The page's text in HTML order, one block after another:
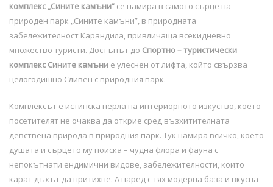
комплекс „Сините камъни” се намира в самото сърце на
природен парк „Сините камъни”, в природната
забележителност Карандила, привличаща всекидневно
множество туристи. Достъпът до Спортно – туристически
комплекс Сините камъни е улеснен от лифта, който свързва
целогодишно Сливен с природния парк.
Комплексът е истинска перла на интериорното изкуство, което
посетителят не очаква да открие сред възхитителната
девствена природа в природния парк. Тук намира всичко, което
душата и сърцето му поиска – чудна флора и фауна с
непокътнати ендимични видове, забележителности, които
карат дъхът да притихне. А наред с тях модерна база и вкусна